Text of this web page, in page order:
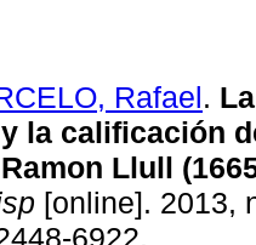
Rafael.
la calificación
Llull
[online]. 2013,
6922.